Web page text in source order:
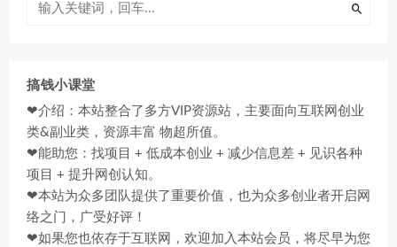
搞钱小课堂
❤介绍：本站整合了多方VIP资源站，主要面向互联网创业
类&副业类，资源丰富 物超所值。
❤能助您：找项目 + 低成本创业 + 减少信息差 + 见识各种
项目 + 提升网创认知。
❤本站为众多团队提供了重要价值，也为众多创业者开启网
络之门，广受好评！
❤如果您也依存于互联网，欢迎加入本站会员，将尽早为您